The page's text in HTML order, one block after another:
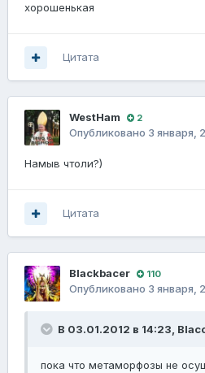
хорошенькая
Цитата
WestHam 2
Опубликовано 3 января,
Намыв чтоли?)
Цитата
Blackbacer 110
Опубликовано 3 января,
В 03.01.2012 в 14:23,
пока что метаморфозы не